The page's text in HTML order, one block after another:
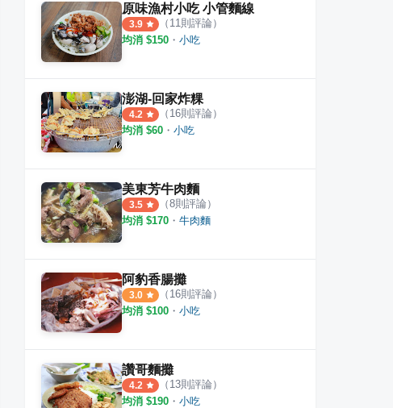
原味漁村小吃 小管麵線
3.9 （ 11則評論）
均消 $150 ・ 小吃
澎湖-回家炸粿
4.2 （ 16則評論）
均消 $60 ・ 小吃
美東芳牛肉麵
3.5 （8則評論）
均消 $170 ・ 牛肉麵
阿豹香腸攤
3.0 （ 16則評論）
均消 $100 ・ 小吃
讚哥麵攤
4.2 （ 13則評論）
均消 $190 ・ 小吃